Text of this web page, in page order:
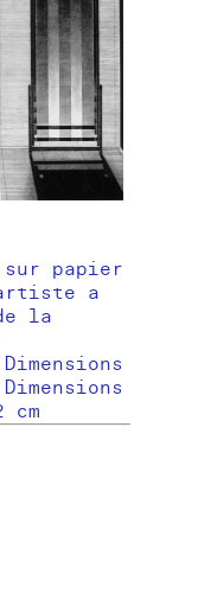
papier
a
la
cm